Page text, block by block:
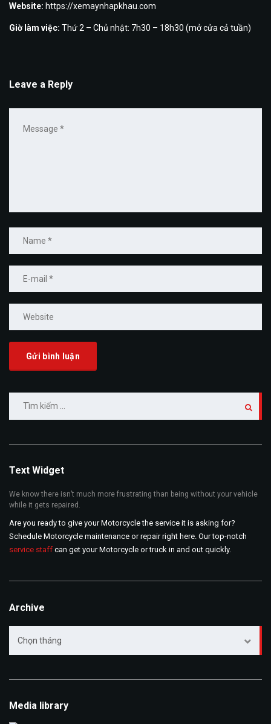
Website: https://xemaynhapkhau.com
Giờ làm việc: Thứ 2 – Chủ nhật: 7h30 – 18h30 (mở cửa cả tuần)
Leave a Reply
kiếm
Text Widget
We know there isn’t much more frustrating than being without your vehicle
while it gets repaired.
Are you ready to give your Motorcycle the service it is asking for?
Schedule Motorcycle maintenance or repair right here. Our top-notch
service staff can get your Motorcycle or truck in and out quickly.
Archive
Chọn tháng
Media library